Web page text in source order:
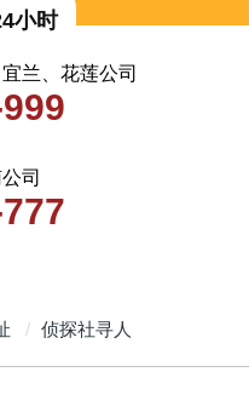
小时
兰、花莲公司
司
侦探社寻人